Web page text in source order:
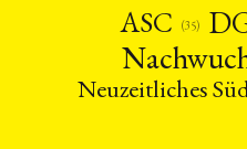
ASC
(35)
Neuzeitliches